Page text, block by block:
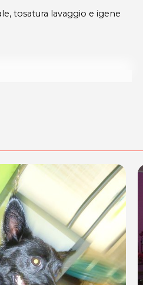
tosatura lavaggio e igene
modalità di acquisto